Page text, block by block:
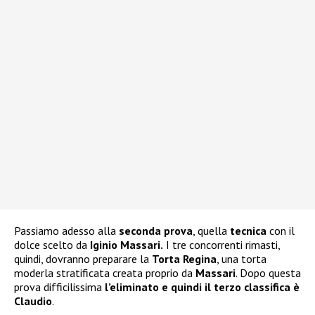
Passiamo adesso alla seconda prova, quella tecnica con il
dolce scelto da Iginio Massari. I tre concorrenti rimasti,
quindi, dovranno preparare la Torta Regina, una torta
moderla stratificata creata proprio da Massari. Dopo questa
prova difficilissima l’eliminato e quindi il terzo classifica è
Claudio.